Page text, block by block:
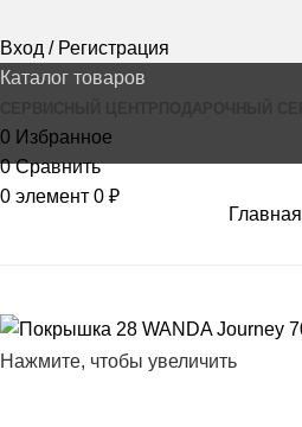
Вход / Регистрация
Каталог товаров
0 Избранное
0 Сравнить
0 элемент 0 ₽
Главная
Нажмите, чтобы увеличить